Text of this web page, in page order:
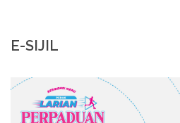
E-SIJIL